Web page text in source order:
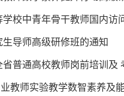
干教师国内访问学者项目人选推荐工
导师高级研修班的通知
校教师岗前培训及 考试（核）工
教学数智素养及能力提升高级研修